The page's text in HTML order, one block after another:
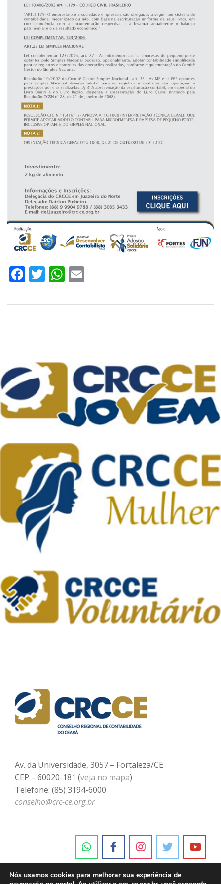
Facebook
TwitterWhatsApp
Av. da Universidade, 3057 – Fortaleza/CE
CEP – 60020-181 (veja no mapa)
Telefone: (85) 3194-6000
conselho@crc-ce.org.br
Nós usamos cookies para melhorar sua experiência de